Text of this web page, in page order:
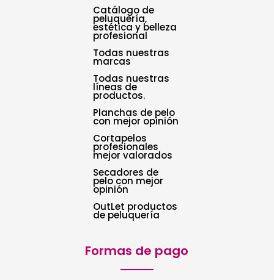
Catálogo de
peluquería,
estética y belleza
profesional
Todas nuestras
marcas
Todas nuestras
líneas de
productos.
Planchas de pelo
con mejor opinión
Cortapelos
profesionales
mejor valorados
Secadores de
pelo con mejor
opinión
OutLet productos
de peluquería
Formas de pago